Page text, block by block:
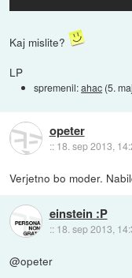
Kaj mislite?
LP
spremenil:ahac (5.
opeter
:: 18. sep 2013,
Verjetno bo moder.
einstein :P
:: 18. sep 2013,
@opeter